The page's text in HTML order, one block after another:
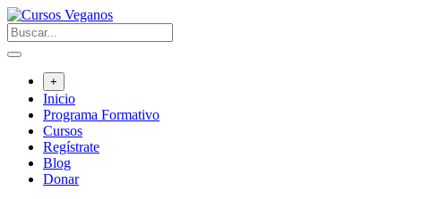
Saltar
al
contenido
+
Inicio
Programa Formativo
Cursos
Regístrate
Blog
Donar